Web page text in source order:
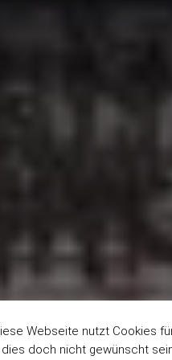
Webseite nutzt Cookies
dies doch nicht gewünscht